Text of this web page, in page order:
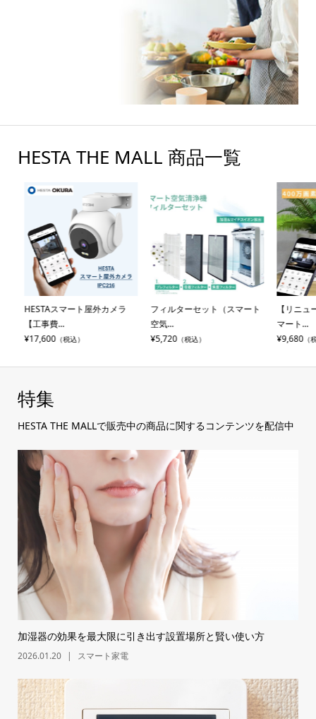
HESTA THE MALL 商品一覧
HESTAスマート屋外カメラ
【工事費...
¥17,600（税込）
フィルターセット（スマート
空気...
¥5,720（税込）
【リニュ
マート...
¥9,680（税
特集
HESTA THE MALLで販売中の商品に関するコンテンツを配信中
加湿器の効果を最大限に引き出す設置場所と賢い使い方
2026.01.20 スマート家電